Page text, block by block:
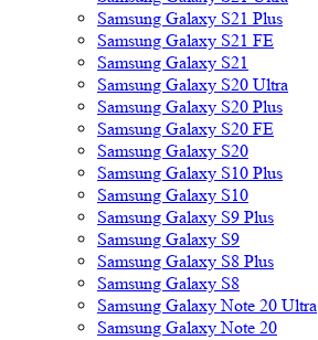
Samsung Galaxy S21 Plus
Samsung Galaxy S21 FE
Samsung Galaxy S21
Samsung Galaxy S20 Ultra
Samsung Galaxy S20 Plus
Samsung Galaxy S20 FE
Samsung Galaxy S20
Samsung Galaxy S10 Plus
Samsung Galaxy S10
Samsung Galaxy S9 Plus
Samsung Galaxy S9
Samsung Galaxy S8 Plus
Samsung Galaxy S8
Samsung Galaxy Note 20 Ultra
Samsung Galaxy Note 20